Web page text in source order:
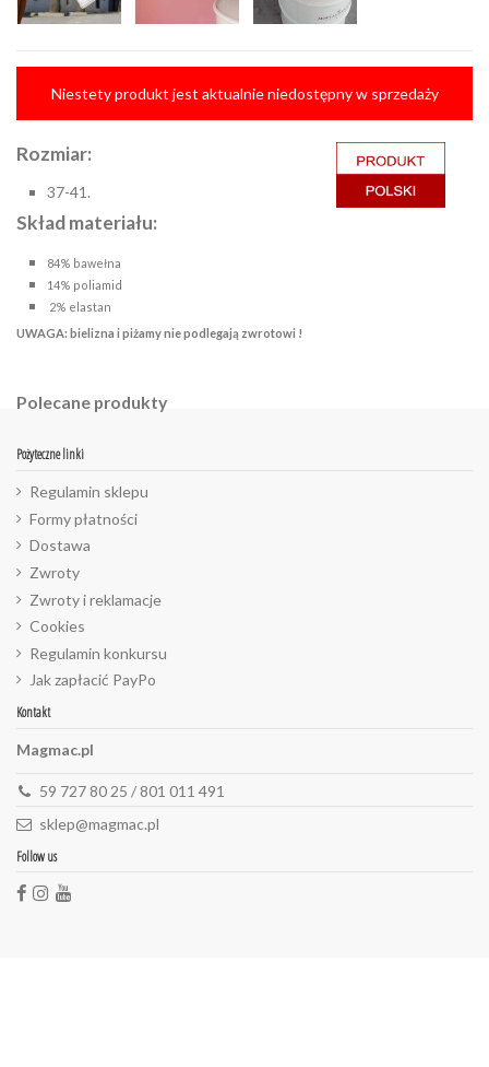
Niestety produkt jest aktualnie niedostępny w sprzedaży
Rozmiar:
37-41.
Skład materiału:
84% bawełna
14% poliamid
2% elastan
UWAGA: bielizna i piżamy nie podlegają zwrotowi !
Polecane produkty
Pożyteczne linki
Regulamin sklepu
Formy płatności
Dostawa
Zwroty
Zwroty i reklamacje
Cookies
Regulamin konkursu
Jak zapłacić PayPo
Kontakt
Magmac.pl
59 727 80 25 / 801 011 491
sklep@magmac.pl
Follow us